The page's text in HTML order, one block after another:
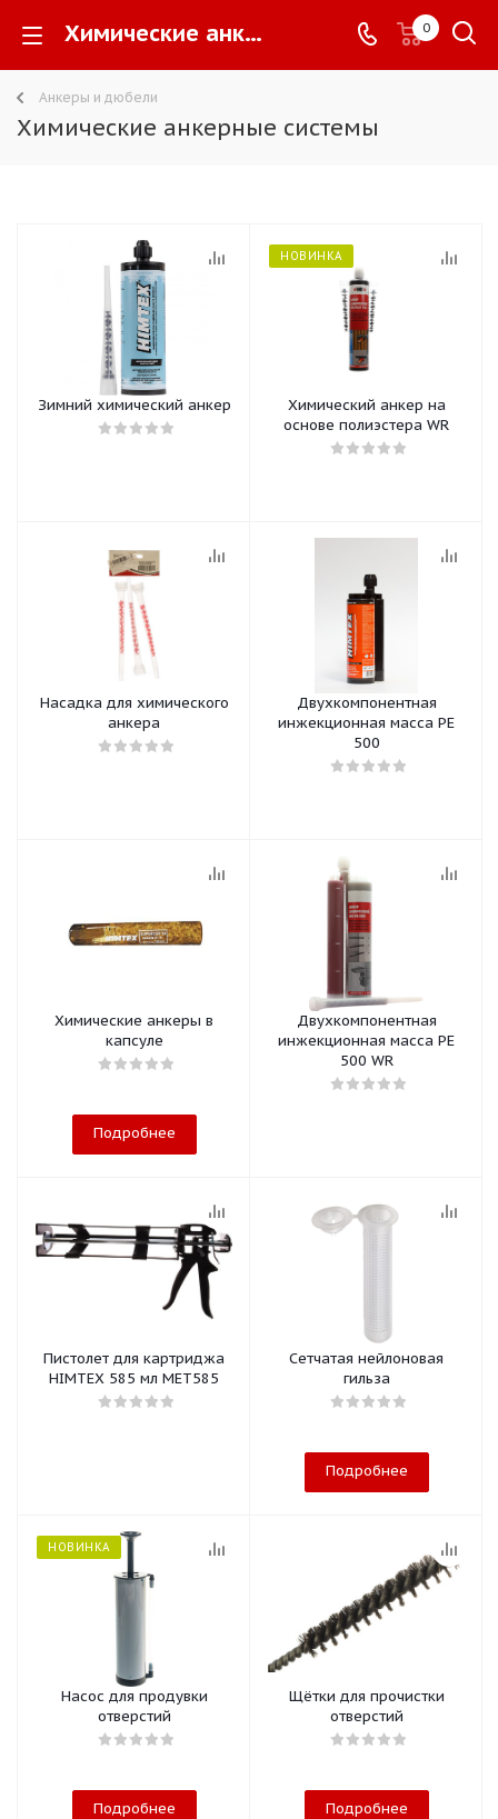
Химические анкерные системы - 0
Анкеры и дюбели
Химические анкерные системы
Зимний химический анкер
НОВИНКА
Химический анкер на
основе полиэстера WR
Насадка для химического
анкера
Двухкомпонентная
инжекционная масса РЕ
500
Химические анкеры в
капсуле
Подробнее
Двухкомпонентная
инжекционная масса РЕ
500 WR
Пистолет для картриджа
HIMTEX 585 мл MET585
Сетчатая нейлоновая
гильза
Подробнее
НОВИНКА
Насос для продувки
отверстий
Подробнее
Щётки для прочистки
отверстий
Подробнее